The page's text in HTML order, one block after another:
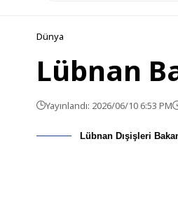
Dünya
Lübnan
Yayınlandı: 2026/06/10 6:53 PM
Lübnan Dışişleri